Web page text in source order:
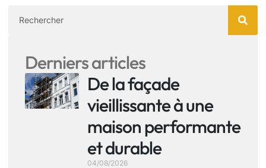
Derniers articles
De la façade
vieillissante à une
maison performante
et durable
04/08/2026